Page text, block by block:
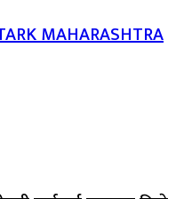
MAHARASHTRA